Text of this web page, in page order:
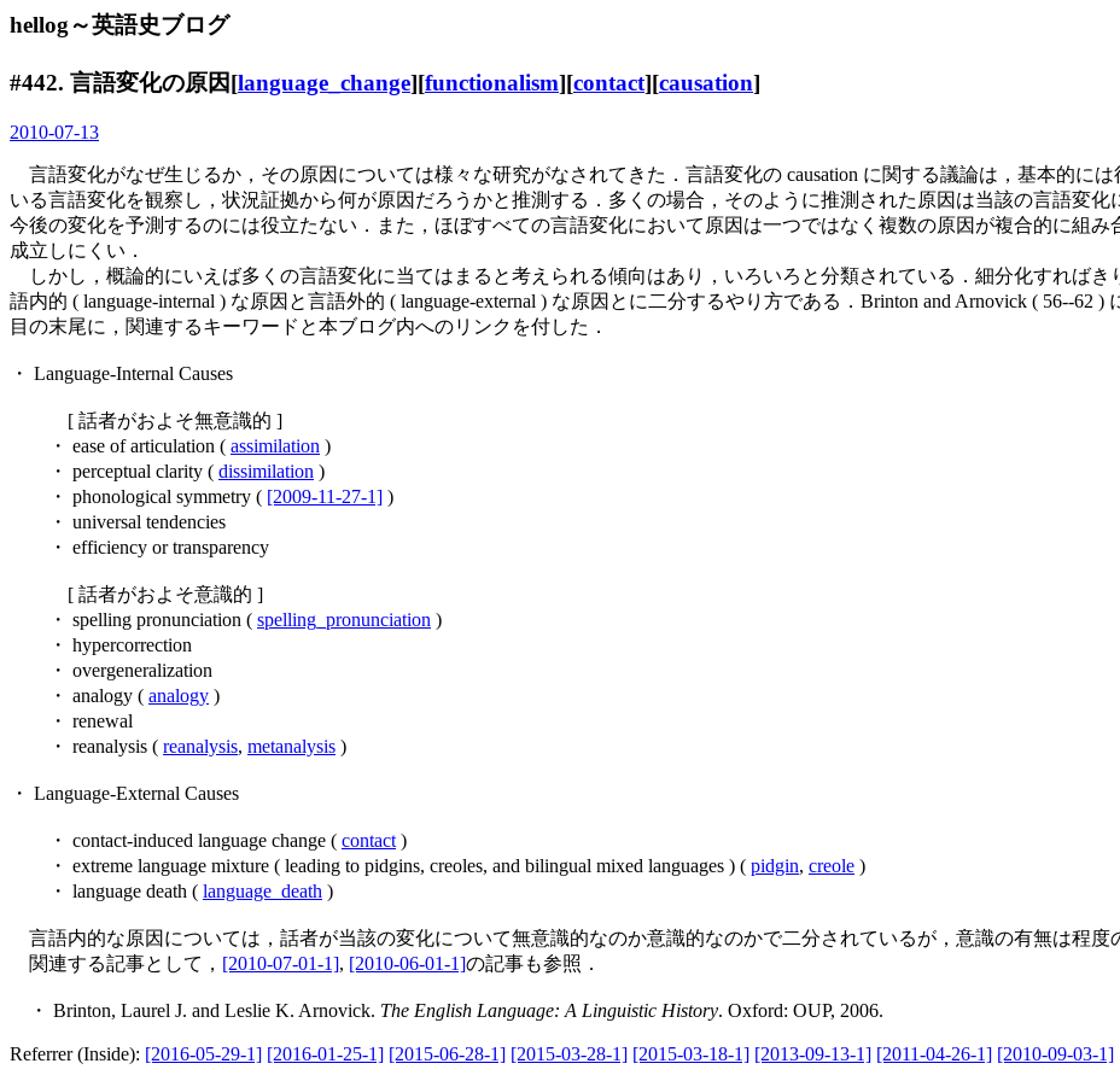
hellog～英語史ブログ
#442. 言語変化の原因[language_change][functionalism][contact][causation]
2010-07-13
言語変化がなぜ生じるか，その原因については様々な研究がなされてきた．言語変化の causation に関する議論は，基本的に
いる言語変化を観察し，状況証拠から何が原因だろうかと推測する．多くの場合，そのように推測された原因は当該の言語変
今後の変化を予測するのには役立たない．また，ほぼすべての言語変化において原因は一つではなく複数の原因が複合的に組み
成立しにくい．
しかし，概論的にいえば多くの言語変化に当てはまると考えられる傾向はあり，いろいろと分類されている．細分化すれば
語内的 ( language-internal ) な原因と言語外的 ( language-external ) な原因とに二分するやり方である．Brinton and Arnovick ( 56--
目の末尾に，関連するキーワードと本ブログ内へのリンクを付した．
・ Language-Internal Causes
[ 話者がおよそ無意識的 ]
・ ease of articulation ( assimilation )
・ perceptual clarity ( dissimilation )
・ phonological symmetry ( [2009-11-27-1] )
・ universal tendencies
・ efficiency or transparency
[ 話者がおよそ意識的 ]
・ spelling pronunciation ( spelling_pronunciation )
・ hypercorrection
・ overgeneralization
・ analogy ( analogy )
・ renewal
・ reanalysis ( reanalysis, metanalysis )
・ Language-External Causes
・ contact-induced language change ( contact )
・ extreme language mixture ( leading to pidgins, creoles, and bilingual mixed languages ) ( pidgin, creole )
・ language death ( language_death )
言語内的な原因については，話者が当該の変化について無意識的なのか意識的なのかで二分されているが，意識の有無は程度
関連する記事として， [2010-07-01-1], [2010-06-01-1]の記事も参照．
・ Brinton, Laurel J. and Leslie K. Arnovick. The English Language: A Linguistic History. Oxford: OUP, 2006.
Referrer (Inside): [2016-05-29-1] [2016-01-25-1] [2015-06-28-1] [2015-03-28-1] [2015-03-18-1] [2013-09-13-1] [2011-04-26-1] [2010-09-03-1]